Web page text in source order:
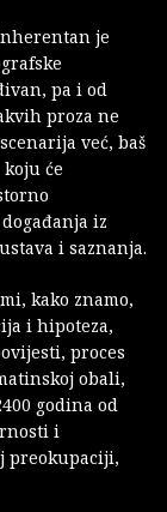
je
pa i od
proza ne
već, baš
će
iz
i saznanja.
kako znamo,
i hipoteza,
proces
obali,
godina od
i
preokupaciji,